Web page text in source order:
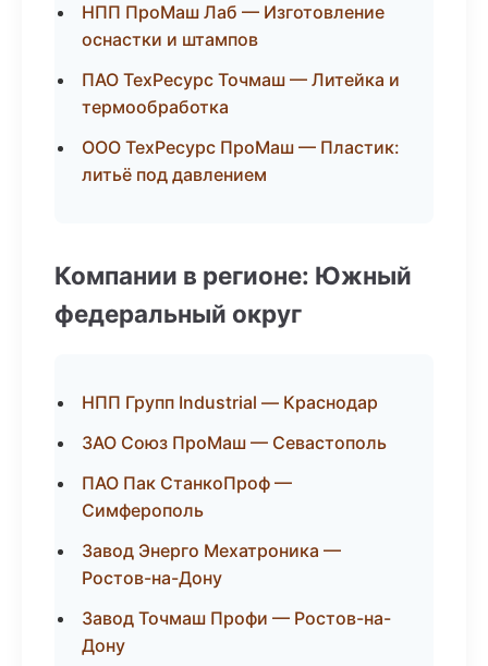
НПП ПроМаш Лаб — Изготовление
оснастки и штампов
ПАО ТехРесурс Точмаш — Литейка и
термообработка
ООО ТехРесурс ПроМаш — Пластик:
литьё под давлением
Компании в регионе: Южный
федеральный округ
НПП Групп Industrial — Краснодар
ЗАО Союз ПроМаш — Севастополь
ПАО Пак СтанкоПроф —
Симферополь
Завод Энерго Мехатроника —
Ростов-на-Дону
Завод Точмаш Профи — Ростов-на-
Дону